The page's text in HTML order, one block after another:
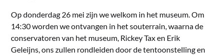
Op donderdag 26 mei zijn we welkom in het museum. Om
14:30 worden we ontvangen in het souterrain, waarna de
conservatoren van het museum, Rickey Tax en Erik
Geleijns, ons zullen rondleiden door de tentoonstelling en